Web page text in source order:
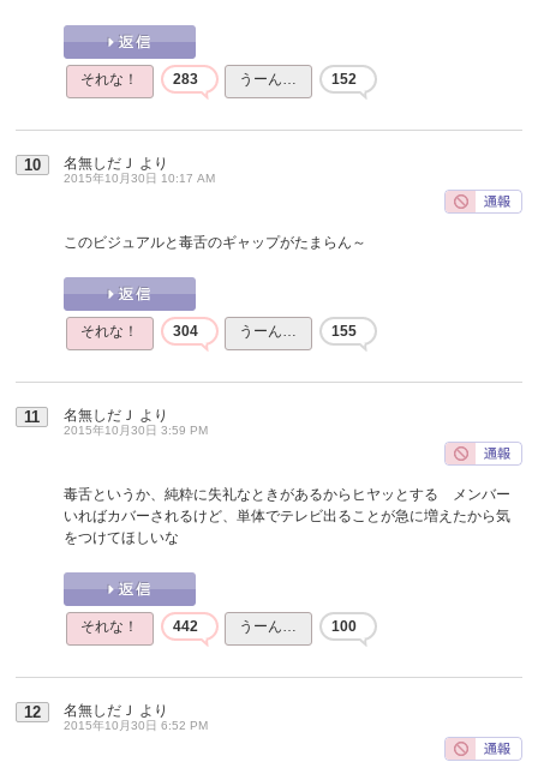
それな！ 283 うーん… 152
10 名無しだＪ より
2015年10月30日 10:17 AM
このビジュアルと毒舌のギャップがたまらん～
それな！ 304 うーん… 155
11 名無しだＪ より
2015年10月30日 3:59 PM
毒舌というか、純粋に失礼なときがあるからヒヤッとする メンバー
いればカバーされるけど、単体でテレビ出ることが急に増えたから気
をつけてほしいな
それな！ 442 うーん… 100
12 名無しだＪ より
2015年10月30日 6:52 PM